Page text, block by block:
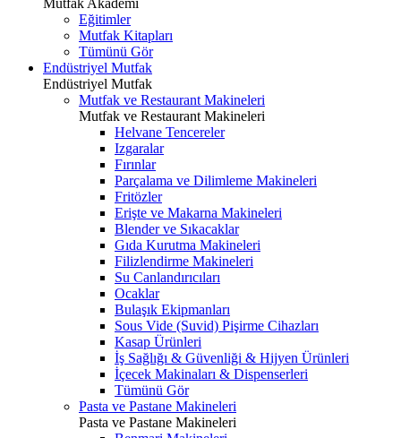
Mutfak Akademi
Eğitimler
Mutfak Kitapları
Tümünü Gör
Endüstriyel Mutfak
Endüstriyel Mutfak
Mutfak ve Restaurant Makineleri
Mutfak ve Restaurant Makineleri
Helvane Tencereler
Izgaralar
Fırınlar
Parçalama ve Dilimleme Makineleri
Fritözler
Erişte ve Makarna Makineleri
Blender ve Sıkacaklar
Gıda Kurutma Makineleri
Filizlendirme Makineleri
Su Canlandırıcıları
Ocaklar
Bulaşık Ekipmanları
Sous Vide (Suvid) Pişirme Cihazları
Kasap Ürünleri
İş Sağlığı & Güvenliği & Hijyen Ürünleri
İçecek Makinaları & Dispenserleri
Tümünü Gör
Pasta ve Pastane Makineleri
Pasta ve Pastane Makineleri